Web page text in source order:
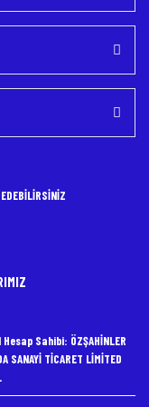
Sahibi: ÖZŞAHİNLER
SANAYİ TİCARET LİMİTED